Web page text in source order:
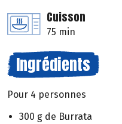
Cuisson
75 min
Ingrédients
Pour 4 personnes
300 g de Burrata